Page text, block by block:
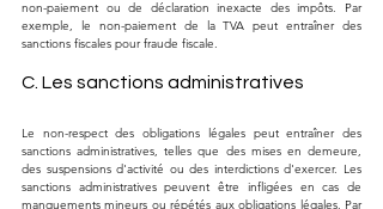
non-paiement ou de déclaration inexacte des impôts. Par
exemple, le non-paiement de la TVA peut entraîner des
sanctions fiscales pour fraude fiscale.
C. Les sanctions administratives
Le non-respect des obligations légales peut entraîner des
sanctions administratives, telles que des mises en demeure,
des suspensions d'activité ou des interdictions d'exercer. Les
sanctions administratives peuvent être infligées en cas de
manquements mineurs ou répétés aux obligations légales. Par